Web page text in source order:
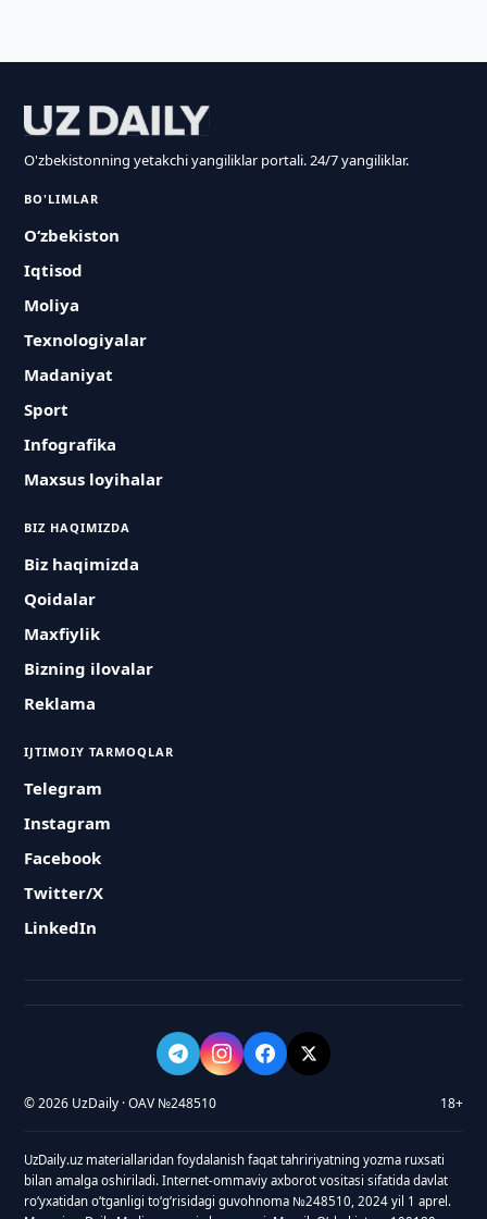
O'zbekistonning yetakchi yangiliklar portali. 24/7 yangiliklar.
BO'LIMLAR
O‘zbekiston
Iqtisod
Moliya
Texnologiyalar
Madaniyat
Sport
Infografika
Maxsus loyihalar
BIZ HAQIMIZDA
Biz haqimizda
Qoidalar
Maxfiylik
Bizning ilovalar
Reklama
IJTIMOIY TARMOQLAR
Telegram
Instagram
Facebook
Twitter/X
LinkedIn
© 2026 UzDaily · OAV №248510 18+
UzDaily.uz materiallaridan foydalanish faqat tahririyatning yozma ruxsati
bilan amalga oshiriladi. Internet-ommaviy axborot vositasi sifatida davlat
roʻyxatidan oʻtganligi toʻgʻrisidagi guvohnoma №248510, 2024 yil 1 aprel.